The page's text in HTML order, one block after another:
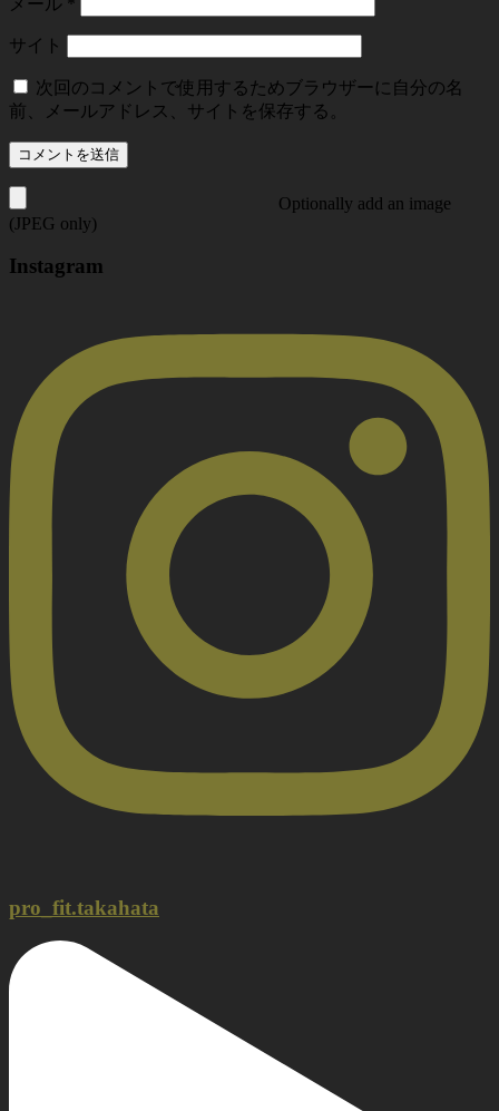
サイト
次回のコメントで使用するためブラウザーに自分の名
前、メールアドレス、サイトを保存する。
Optionally add an image
(JPEG only)
Instagram
pro_fit.takahata